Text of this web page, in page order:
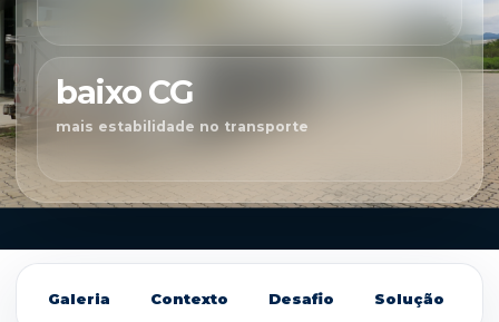
baixo CG
mais estabilidade no transporte
Galeria Contexto Desafio Solução